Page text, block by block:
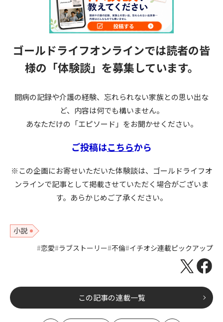
ゴールドライフオンラインでは読者の皆
様の 「体験談」を募集しています。
闘病の記録や介護の経験、忘れられない家族との思い出な
ど、内容は何でも構いません。
あなただけの「エピソード」をお聞かせください。
ご投稿はこちらから
※この企画にお寄せいただいた体験談は、ゴールドライフオ
ンラインで記事として掲載させていただく場合がございま
す。あらかじめご了承ください。
小説
恋愛 ラブストーリー 不倫 イチオシ連載ピックアップ
この記事の連載一覧